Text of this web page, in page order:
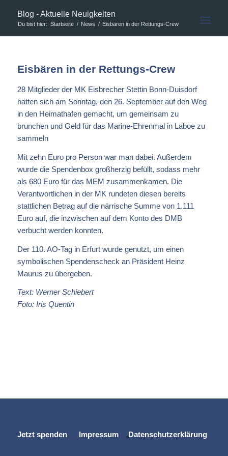
Blog - Aktuelle Neuigkeiten
Du bist hier: Startseite / News / Eisbären in der Rettungs-Crew
Eisbären in der Rettungs-Crew
28 Mitglieder der MK Eisbrecher Stettin Bonn-Duisdorf
hatten sich am Sonntag, den 26. September auf den Weg
in den Heimathafen gemacht, um gemeinsam zu
brunchen und Geld für das Marine-Ehrenmal in Laboe zu
sammeln
Mit zehn Euro pro Person war man dabei. Außerdem
wurde die Spendenbox großherzig befüllt, sodass mehr
als 680 Euro für das MEM zusammenkamen. Die
Verantwortlichen in der MK rundeten diesen bereits
stattlichen Betrag auf die närrische Summe von 1.111
Euro auf, die inzwischen auf dem Konto des DMB
verbucht werden konnten.
Der 110. AO-Tag in Erfurt wurde genutzt, um einen
symbolischen Spendenscheck an Präsident Heinz
Maurus zu übergeben.
Text: Werner Schiebert
Foto: Iris Quentin
Jetzt spenden Impressum Datenschutzerklärung